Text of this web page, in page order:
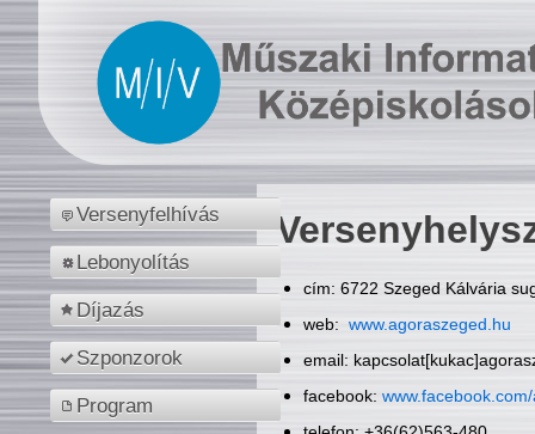
Versenyfelhívás
Lebonyolítás
Díjazás
Szponzorok
Program
cím: 6722 Szeged Kálvária
web: www.agoraszeged.hu
email:
facebook: